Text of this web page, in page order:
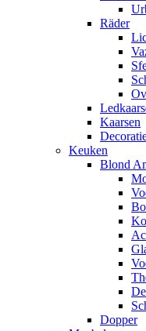
Räder
Kaarsen
Keuken
Blond
Dopper